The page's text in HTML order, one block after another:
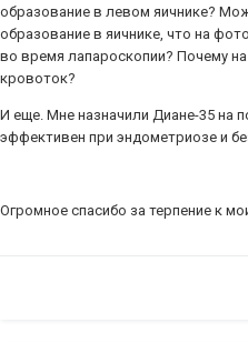
образование в левом яичнике?
образование в яичнике, что на
во время лапароскопии? Почему
кровоток?
И еще. Мне назначили Диане-35 на
эффективен при эндометриозе и
Огромное спасибо за терпение к